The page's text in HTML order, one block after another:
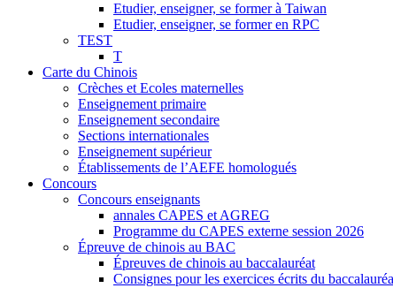
Etudier, enseigner, se former à Taiwan
Etudier, enseigner, se former en RPC
TEST
T
Carte du Chinois
Crèches et Ecoles maternelles
Enseignement primaire
Enseignement secondaire
Sections internationales
Enseignement supérieur
Établissements de l’AEFE homologués
Concours
Concours enseignants
annales CAPES et AGREG
Programme du CAPES externe session 2026
Épreuve de chinois au BAC
Épreuves de chinois au baccalauréat
Consignes pour les exercices écrits du